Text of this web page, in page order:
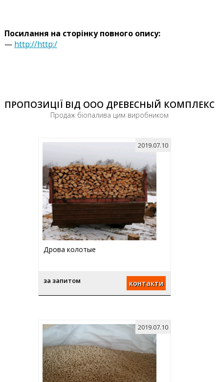
Посилання на сторінку повного опису:
— http://http:/
ПРОПОЗИЦІЇ ВІД ООО ДРЕВЕСНЫЙ КОМПЛЕКС
Продаж біопалива цим виробником
Дрова колотые
за запитом контакти
2019.07.10
2019.07.10